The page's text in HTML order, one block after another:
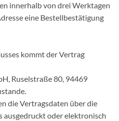
innerhalb von drei Werktagen
eine Bestellbestätigung
kommt der Vertrag
Ruselstraße 80, 94469
die Vertragsdaten über die
oder elektronisch